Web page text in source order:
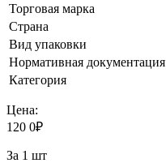
Торговая марка
Страна
Вид упаковки
Нормативная документация
Категория
Цена:
120 0₽
За 1 шт